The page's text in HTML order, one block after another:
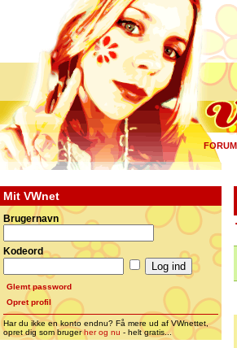
FORUM
Mit VWnet
Brugernavn
Kodeord
Glemt password
Opret profil
Har du ikke en konto endnu? Få mere ud af VWnettet,
opret dig som brugerher og nu - helt gratis...